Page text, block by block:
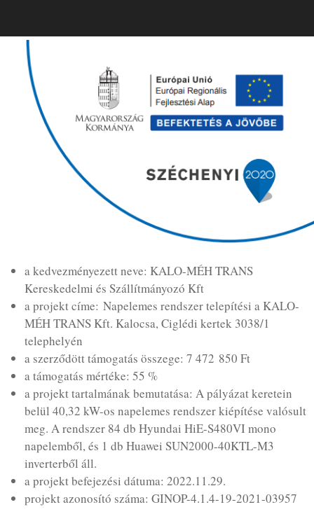
a kedvezményezett neve: KALO-MÉH TRANS
Kereskedelmi és Szállítmányozó Kft
a projekt címe: Napelemes rendszer telepítési a KALO-
MÉH TRANS Kft. Kalocsa, Ciglédi kertek 3038/1
telephelyén
a szerződött támogatás összege: 7 472 850 Ft
a támogatás mértéke: 55 %
a projekt tartalmának bemutatása: A pályázat keretein
belül 40,32 kW-os napelemes rendszer kiépítése valósult
meg. A rendszer 84 db Hyundai HiE-S480VI mono
napelemből, és 1 db Huawei SUN2000-40KTL-M3
inverterből áll.
a projekt befejezési dátuma: 2022.11.29.
projekt azonosító száma: GINOP-4.1.4-19-2021-03957